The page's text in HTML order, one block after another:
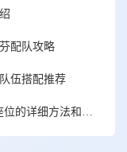
配队攻略
伍搭配推荐